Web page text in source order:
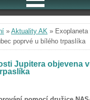
» Aktuality AK »
poprvé u bílého trpaslíka
Jupitera objevena